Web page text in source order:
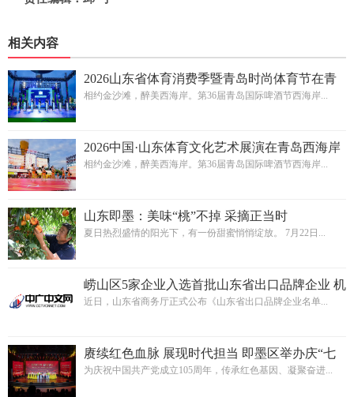
相关内容
2026山东省体育消费季暨青岛时尚体育节在青
岛西海岸新区金沙滩啤酒城启动
相约金沙滩，醉美西海岸。第36届青岛国际啤酒节西海岸...
2026中国·山东体育文化艺术展演在青岛西海岸
新区金沙滩啤酒城即将燃情启幕
相约金沙滩，醉美西海岸。第36届青岛国际啤酒节西海岸...
山东即墨：美味“桃”不掉 采摘正当时
夏日热烈盛情的阳光下，有一份甜蜜悄悄绽放。 7月22日...
崂山区5家企业入选首批山东省出口品牌企业 机
电类入选数量居全市首位
近日，山东省商务厅正式公布《山东省出口品牌企业名单...
赓续红色血脉 展现时代担当 即墨区举办庆“七
一”红色教育主题大思政课
为庆祝中国共产党成立105周年，传承红色基因、凝聚奋进...